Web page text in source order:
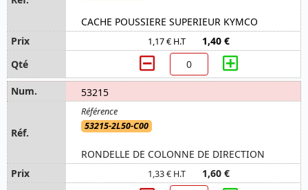
CACHE POUSSIERE SUPERIEUR KYMCO
1,17 € H.T 1,40 €
53215
53215-2L50-C00
RONDELLE DE COLONNE DE DIRECTION
1,33 € H.T 1,60 €